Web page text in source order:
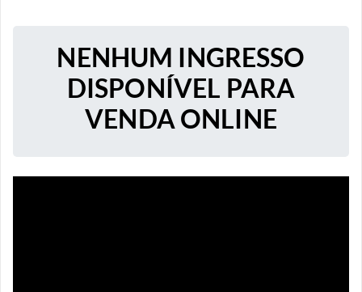
NENHUM INGRESSO
DISPONÍVEL PARA
VENDA ONLINE